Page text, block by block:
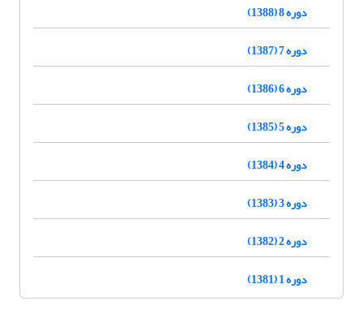
دوره 8 (1388)
دوره 7 (1387)
دوره 6 (1386)
دوره 5 (1385)
دوره 4 (1384)
دوره 3 (1383)
دوره 2 (1382)
دوره 1 (1381)